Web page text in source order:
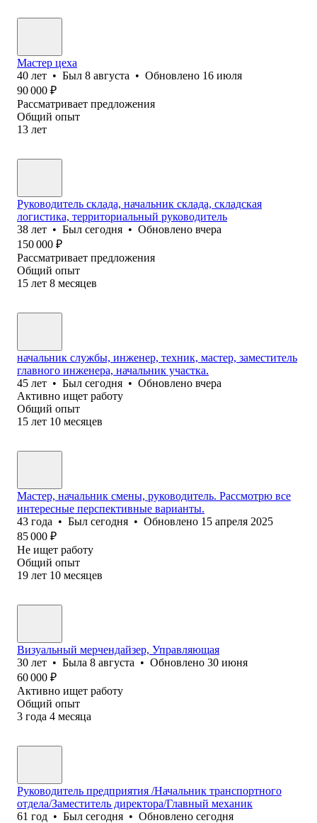
Мастер цеха
40 лет • Был 8 августа • Обновлено 16 июля
90 000 ₽
Рассматривает предложения
Общий опыт
13 лет
Руководитель склада, начальник склада, складская
логистика, территориальный руководитель
38 лет • Был сегодня • Обновлено вчера
150 000 ₽
Рассматривает предложения
Общий опыт
15 лет 8 месяцев
начальник службы, инженер, техник, мастер, заместитель
главного инженера, начальник участка.
45 лет • Был сегодня • Обновлено вчера
Активно ищет работу
Общий опыт
15 лет 10 месяцев
Мастер, начальник смены, руководитель. Рассмотрю все
интересные перспективные варианты.
43 года • Был сегодня • Обновлено 15 апреля 2025
85 000 ₽
Не ищет работу
Общий опыт
19 лет 10 месяцев
Визуальный мерчендайзер, Управляющая
30 лет • Была 8 августа • Обновлено 30 июня
60 000 ₽
Активно ищет работу
Общий опыт
3 года 4 месяца
Руководитель предприятия /Начальник транспортного
отдела/Заместитель директора/Главный механик
61 год • Был сегодня • Обновлено сегодня